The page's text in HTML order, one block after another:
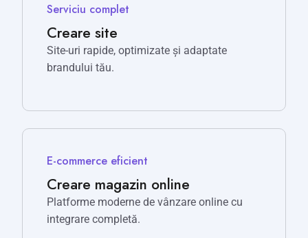
Serviciu complet
Creare site
Site-uri rapide, optimizate și adaptate
brandului tău.
E-commerce eficient
Creare magazin online
Platforme moderne de vânzare online cu
integrare completă.